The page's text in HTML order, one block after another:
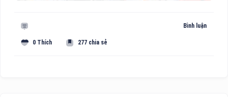
Bình luận
0 Thích 277 chia sẻ